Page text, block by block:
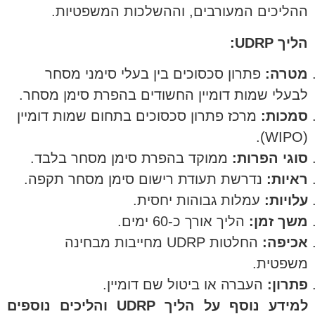
ההליכים המעורבים, וההשלכות המשפטיות.
הליך UDRP:
מטרה: פתרון סכסוכים בין בעלי סימני מסחר
לבעלי שמות דומיין החשודים בהפרת סימן מסחר.
סמכות: מרכז פתרון סכסוכים בתחום שמות דומיין
(WIPO).
סוגי הפרות: ממוקד בהפרת סימן מסחר בלבד.
ראיות: נדרשת תעודת רישום סימן מסחר תקפה.
עלויות: עמלות גבוהות יחסית.
משך זמן: הליך אורך כ-60 ימים.
אכיפה:
החלטות UDRP מחייבות מבחינה
משפטית.
פתרון: העברה או ביטול שם דומיין.
למידע נוסף על הליך UDRP והליכים נוספים